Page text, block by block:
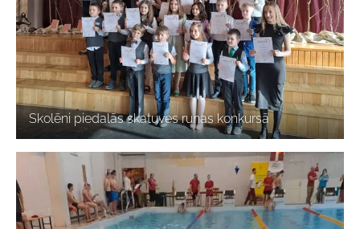
Skolēni piedalās skatuves runas konkursā